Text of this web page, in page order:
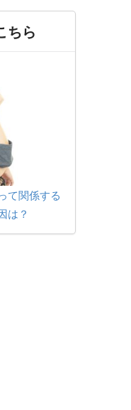
ちら
て関係する
は？